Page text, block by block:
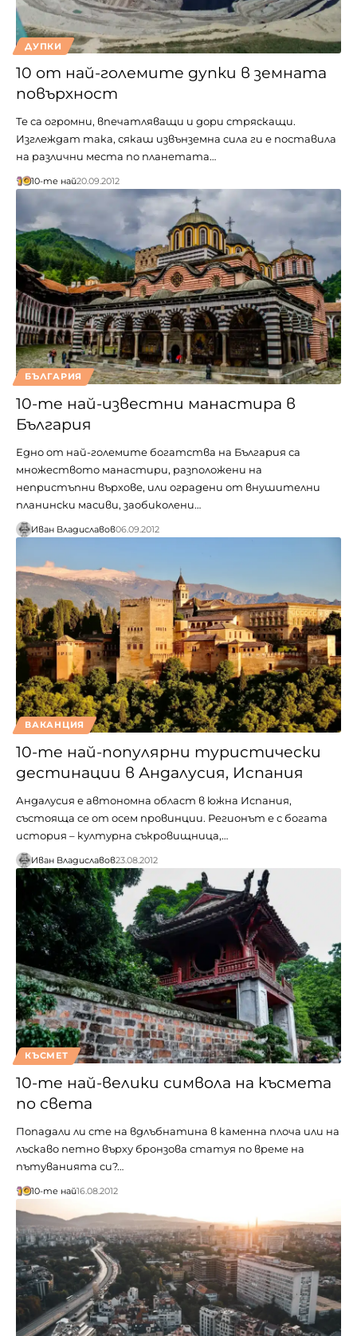
ДУПКИ
10 от най-големите дупки в земната
повърхност
Те са огромни, впечатляващи и дори стряскащи.
Изглеждат така, сякаш извънземна сила ги е поставила
на различни места по планетата…
10-те най20.09.2012
БЪЛГАРИЯ
10-те най-известни манастира в
България
Едно от най-големите богатства на България са
множеството манастири, разположени на
непристъпни върхове, или оградени от внушителни
планински масиви, заобиколени…
Иван Владиславов06.09.2012
ВАКАНЦИЯ
10-те най-популярни туристически
дестинации в Андалусия, Испания
Андалусия е автономна област в южна Испания,
състояща се от осем провинции. Регионът е с богата
история – културна съкровищница,…
Иван Владиславов23.08.2012
КЪСМЕТ
10-те най-велики символа на късмета
по света
Попадали ли сте на вдлъбнатина в каменна плоча или на
лъскаво петно върху бронзова статуя по време на
пътуванията си?…
10-те най16.08.2012